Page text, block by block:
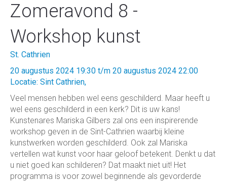
Zomeravond 8 -
Workshop kunst
St. Cathrien
20 augustus 2024 19:30 t/m 20 augustus 2024 22:00
Locatie: Sint Cathrien,
Veel mensen hebben wel eens geschilderd. Maar heeft u
wel eens geschilderd in een kerk? Dit is uw kans!
Kunstenares Mariska Gilbers zal ons een inspirerende
workshop geven in de Sint-Cathrien waarbij kleine
kunstwerken worden geschilderd. Ook zal Mariska
vertellen wat kunst voor haar geloof betekent. Denkt u dat
u niet goed kan schilderen? Dat maakt niet uit! Het
programma is voor zowel beginnende als gevorderde